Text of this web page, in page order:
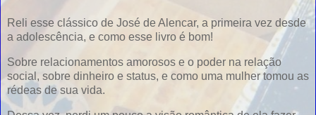
Reli esse clássico de José de Alencar, a primeira vez desde
a adolescência, e como esse livro é bom!
Sobre relacionamentos amorosos e o poder na relação
social, sobre dinheiro e status, e como uma mulher tomou as
rédeas de sua vida.